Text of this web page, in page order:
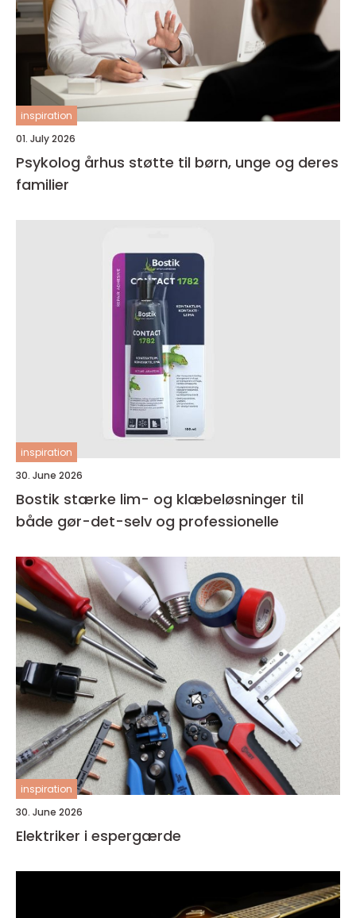
inspiration
01. July 2026
Psykolog århus støtte til børn, unge og deres
familier
inspiration
30. June 2026
Bostik stærke lim- og klæbeløsninger til
både gør-det-selv og professionelle
inspiration
30. June 2026
Elektriker i espergærde